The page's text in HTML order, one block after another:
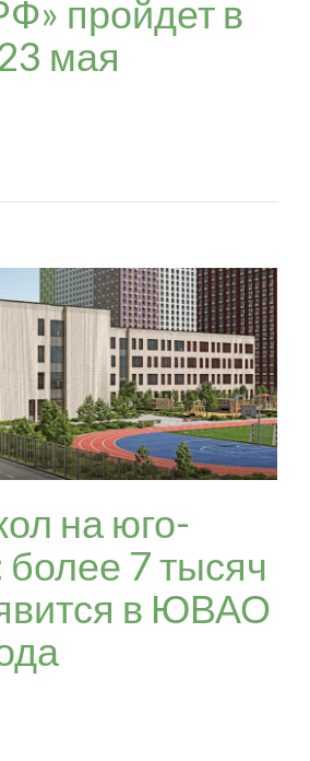
пройдет в
мая
на юго-
более 7 тысяч
в ЮВАО